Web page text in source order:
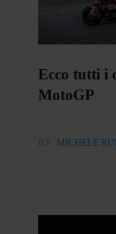
Ecco tutti i
MotoGP
BY MICHELE